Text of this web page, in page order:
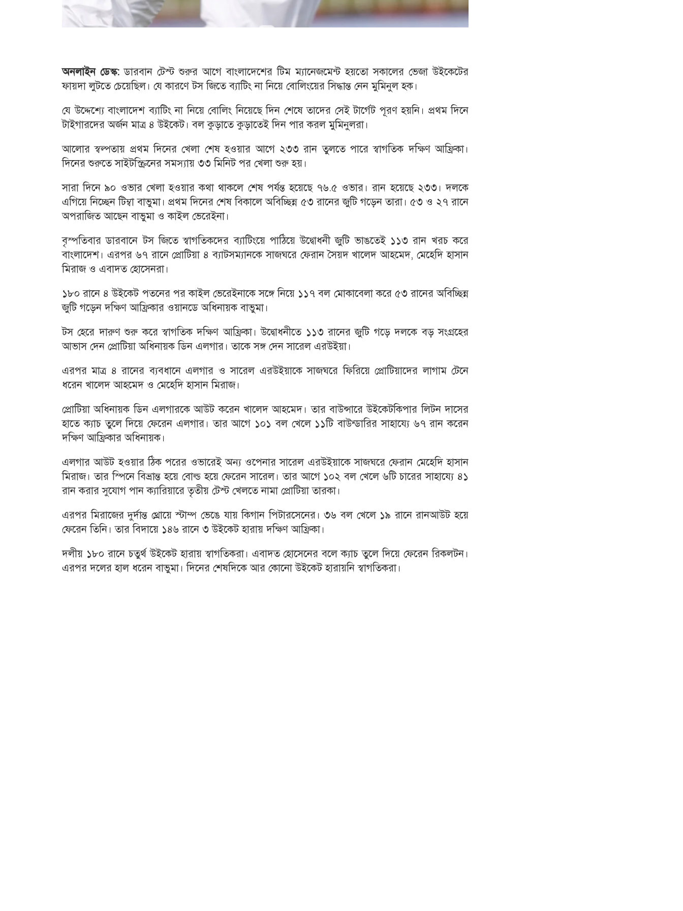
অনলাইন ডেস্ক: ডারবান টেস্ট শুরুর আগে বাংলাদেশের টিম ম্যানেজমেন্ট হয়তো সকালের ভেজা উইকেটের
ফায়দা লুটতে চেয়েছিল। যে কারণে টস জিতে ব্যাটিং না নিয়ে বোলিংয়ের সিদ্ধান্ত নেন মুমিনুল হক।
যে উদ্দেশ্যে বাংলাদেশ ব্যাটিং না নিয়ে বোলিং নিয়েছে দিন শেষে তাদের সেই টার্গেট পূরণ হয়নি। প্রথম দিনে
টাইগারদের অর্জন মাত্র ৪ উইকেট। বল কুড়াতে কুড়াতেই দিন পার করল মুমিনুলরা।
আলোর স্বল্পতায় প্রথম দিনের খেলা শেষ হওয়ার আগে ২৩৩ রান তুলতে পারে স্বাগতিক দক্ষিণ আফ্রিকা।
দিনের শুরুতে সাইটস্ক্রিনের সমস্যায় ৩৩ মিনিট পর খেলা শুরু হয়।
সারা দিনে ৯০ ওভার খেলা হওয়ার কথা থাকলে শেষ পর্যন্ত হয়েছে ৭৬.৫ ওভার। রান হয়েছে ২৩৩। দলকে
এগিয়ে নিচ্ছেন টিম্বা বাভুমা। প্রথম দিনের শেষ বিকালে অবিচ্ছিন্ন ৫৩ রানের জুটি গড়েন তারা। ৫৩ ও ২৭ রানে
অপরাজিত আছেন বাভুমা ও কাইল ভেরেইনা।
বৃস্পতিবার ডারবানে টস জিতে স্বাগতিকদের ব্যাটিংয়ে পাঠিয়ে উদ্বোধনী জুটি ভাঙতেই ১১৩ রান খরচ করে
বাংলাদেশ। এরপর ৬৭ রানে প্রোটিয়া ৪ ব্যাটসম্যানকে সাজঘরে ফেরান সৈয়দ খালেদ আহমেদ, মেহেদি হাসান
মিরাজ ও এবাদত হোসেনরা।
১৮০ রানে ৪ উইকেট পতনের পর কাইল ভেরেইনাকে সঙ্গে নিয়ে ১১৭ বল মোকাবেলা করে ৫৩ রানের অবিচ্ছিন্ন
জুটি গড়েন দক্ষিণ আফ্রিকার ওয়ানডে অধিনায়ক বাভুমা।
টস হেরে দারুণ শুরু করে স্বাগতিক দক্ষিণ আফ্রিকা। উদ্বোধনীতে ১১৩ রানের জুটি গড়ে দলকে বড় সংগ্রহের
আভাস দেন প্রোটিয়া অধিনায়ক ডিন এলগার। তাকে সঙ্গ দেন সারেল এরউইয়া।
এরপর মাত্র ৪ রানের ব্যবধানে এলগার ও সারেল এরউইয়াকে সাজঘরে ফিরিয়ে প্রোটিয়াদের লাগাম টেনে
ধরেন খালেদ আহমেদ ও মেহেদি হাসান মিরাজ।
প্রোটিয়া অধিনায়ক ডিন এলগারকে আউট করেন খালেদ আহমেদ। তার বাউন্সারে উইকেটকিপার লিটন দাসের
হাতে ক্যাচ তুলে দিয়ে ফেরেন এলগার। তার আগে ১০১ বল খেলে ১১টি বাউন্ডারির সাহায্যে ৬৭ রান করেন
দক্ষিণ আফ্রিকার অধিনায়ক।
এলগার আউট হওয়ার ঠিক পরের ওভারেই অন্য ওপেনার সারেল এরউইয়াকে সাজঘরে ফেরান মেহেদি হাসান
মিরাজ। তার স্পিনে বিভ্রান্ত হয়ে বোল্ড হয়ে ফেরেন সারেল। তার আগে ১০২ বল খেলে ৬টি চারের সাহায্যে ৪১
রান করার সুযোগ পান ক্যারিয়ারে তৃতীয় টেস্ট খেলতে নামা প্রোটিয়া তারকা।
এরপর মিরাজের দুর্দান্ত থ্রোয়ে স্টাম্প ভেঙে যায় কিগান পিটারসেনের। ৩৬ বল খেলে ১৯ রানে রানআউট হয়ে
ফেরেন তিনি। তার বিদায়ে ১৪৬ রানে ৩ উইকেট হারায় দক্ষিণ আফ্রিকা।
দলীয় ১৮০ রানে চতুর্থ উইকেট হারায় স্বাগতিকরা। এবাদত হোসেনের বলে ক্যাচ তুলে দিয়ে ফেরেন রিকলটন।
এরপর দলের হাল ধরেন বাভুমা। দিনের শেষদিকে আর কোনো উইকেট হারায়নি স্বাগতিকরা।